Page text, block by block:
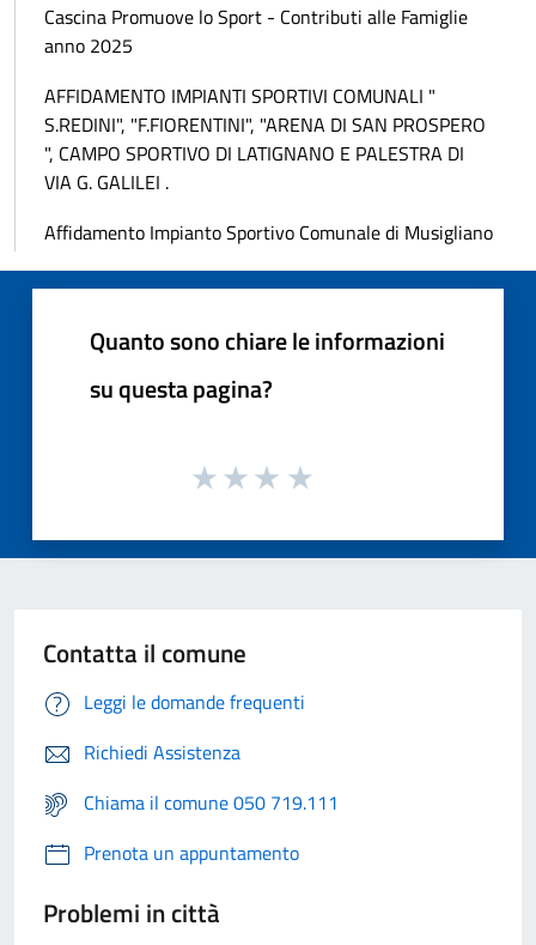
Cascina Promuove lo Sport - Contributi alle Famiglie
anno 2025
AFFIDAMENTO IMPIANTI SPORTIVI COMUNALI "
S.REDINI", "F.FIORENTINI", "ARENA DI SAN PROSPERO
", CAMPO SPORTIVO DI LATIGNANO E PALESTRA DI
VIA G. GALILEI .
Affidamento Impianto Sportivo Comunale di Musigliano
Quanto sono chiare le informazioni
su questa pagina?
Contatta il comune
Leggi le domande frequenti
Richiedi Assistenza
Chiama il comune 050 719.111
Prenota un appuntamento
Problemi in città